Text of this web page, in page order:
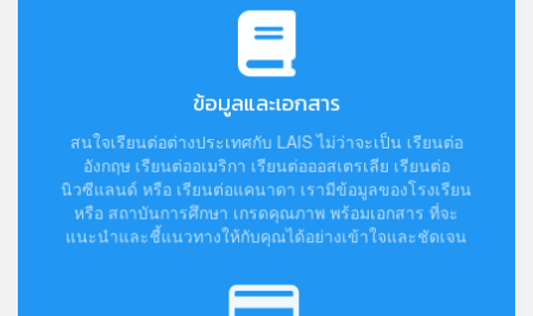
ข้อมูลและเอกสาร
สนใจเรียนต่อต่างประเทศกับ LAIS ไม่ว่าจะเป็น เรียนต่อ
อังกฤษ เรียนต่ออเมริกา เรียนต่อออสเตรเลีย เรียนต่อ
นิวซีแลนด์ หรือ เรียนต่อแคนาดา เรามีข้อมูลของโรงเรียน
หรือ สถาบันการศึกษา เกรดคุณภาพ พร้อมเอกสาร ที่จะ
แนะนำและชี้แนวทางให้กับคุณได้อย่างเข้าใจและชัดเจน